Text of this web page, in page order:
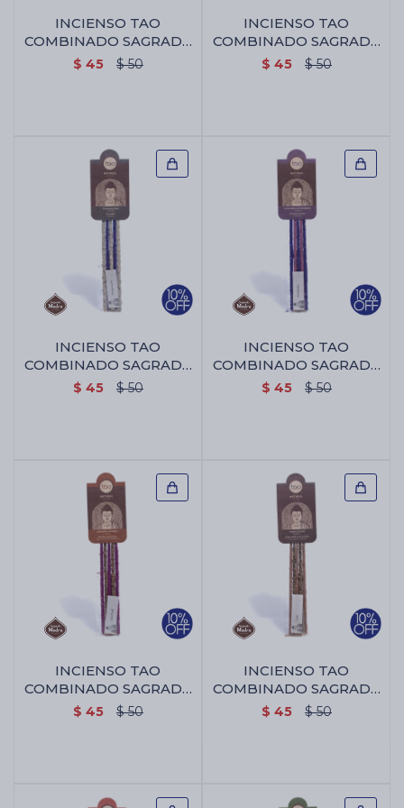
INCIENSO TAO
COMBINADO SAGRADA
MADRE - Rosa/jazmin
$ 45 $ 50
INCIENSO TAO
COMBINADO SAGRADA
MADRE - Sandalo/rosa
$ 45 $ 50
INCIENSO TAO
COMBINADO SAGRADA
MADRE -
$ 45 $ 50
INCIENSO TAO
COMBINADO SAGRADA
MADRE - 7
$ 45 $ 50
INCIENSO TAO
COMBINADO SAGRADA
MADRE - Rosa/palo
$ 45 $ 50
INCIENSO TAO
COMBINADO SAGRADA
MADRE - Sandalo/palo
$ 45 $ 50
Cartas de Tarot
Aromatizantes de ambientes
Artículos Esotéricos